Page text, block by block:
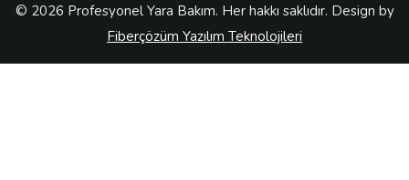
© 2026 Profesyonel Yara Bakım. Her hakkı saklıdır. Design by
Fiberçözüm Yazılım Teknolojileri